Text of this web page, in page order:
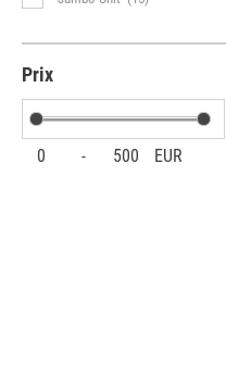
Prix
0 - 500 EUR